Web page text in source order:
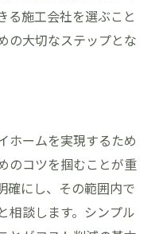
る施工会社を選ぶこと
の大切なステップとな
ホームを実現するため
のコツを掴むことが重
確にし、その範囲内で
相談します。シンプル